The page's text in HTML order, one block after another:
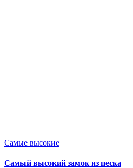
Опубликовано
Самые высокие
Самый высокий замок из песка